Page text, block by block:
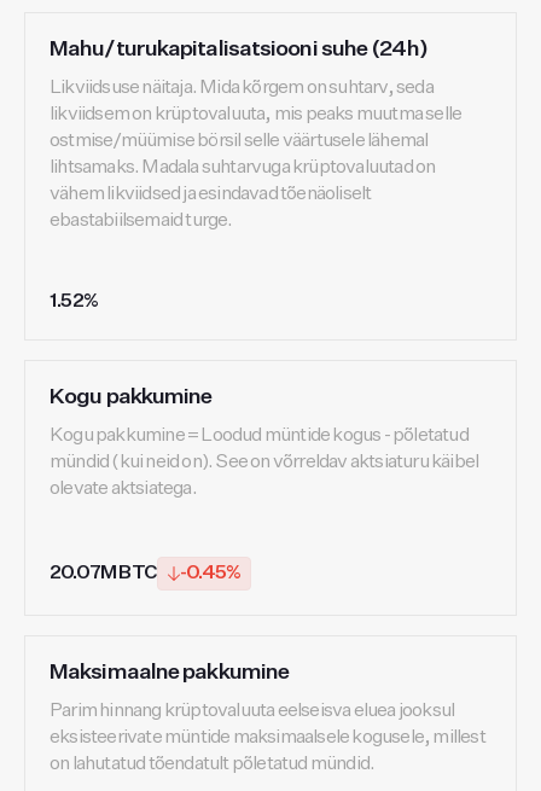
Mahu/turukapitalisatsiooni suhe (24h)
Likviidsuse näitaja. Mida kõrgem on suhtarv, seda
likviidsem on krüptovaluuta, mis peaks muutma selle
ostmise/müümise börsil selle väärtusele lähemal
lihtsamaks. Madala suhtarvuga krüptovaluutad on
vähem likviidsed ja esindavad tõenäoliselt
ebastabiilsemaid turge.
1.52%
Kogu pakkumine
Kogu pakkumine = Loodud müntide kogus - põletatud
mündid (kui neid on). See on võrreldav aktsiaturu käibel
olevate aktsiatega.
20.07M BTC -0.45%
Maksimaalne pakkumine
Parim hinnang krüptovaluuta eelseisva eluea jooksul
eksisteerivate müntide maksimaalsele kogusele, millest
on lahutatud tõendatult põletatud mündid.